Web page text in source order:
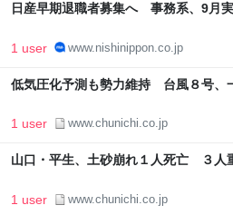
日産早期退職者募集へ 事務系、9月
1 user www.nishinippon.co.jp
低気圧化予測も勢力維持 台風８号、
1 user www.chunichi.co.jp
山口・平生、土砂崩れ１人死亡 ３人
1 user www.chunichi.co.jp